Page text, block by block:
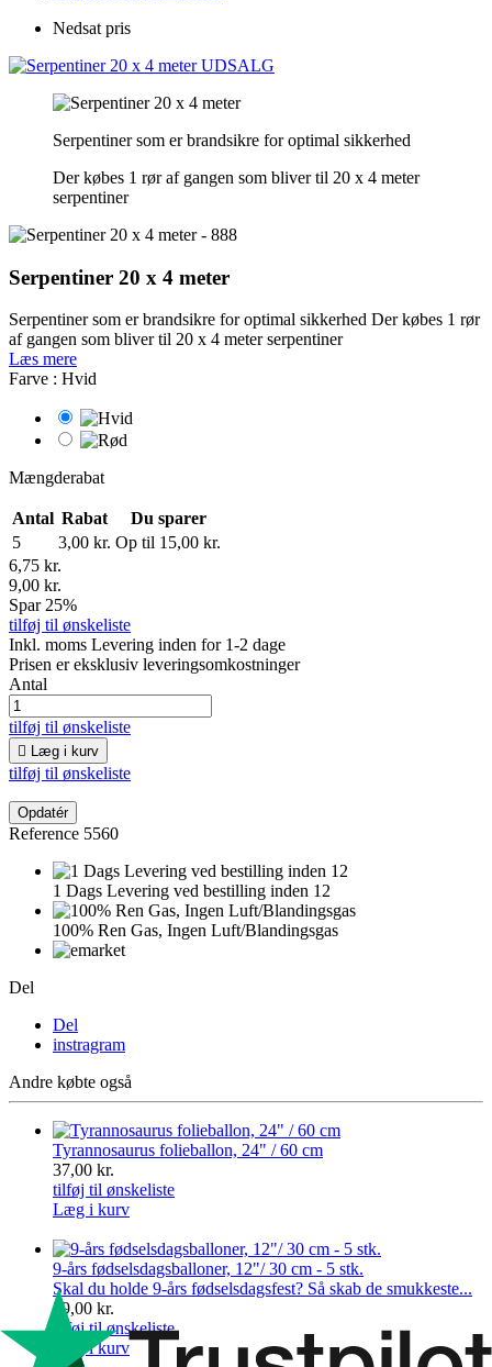
Nedsat pris
Serpentiner som er brandsikre for optimal sikkerhed
Der købes 1 rør af gangen som bliver til 20 x 4 meter
serpentiner
Serpentiner 20 x 4 meter
Serpentiner som er brandsikre for optimal sikkerhed Der købes 1 rør
af gangen som bliver til 20 x 4 meter serpentiner
Læs mere
Farve : Hvid
Mængderabat
Antal Rabat
Du sparer
5
3,00 kr. Op til 15,00 kr.
6,75 kr.
9,00 kr.
Spar 25%
tilføj til ønskeliste
Inkl. moms Levering inden for 1-2 dage
Prisen er eksklusiv leveringsomkostninger
Antal
tilføj til ønskeliste
 Læg i kurv
tilføj til ønskeliste
Reference 5560
1 Dags Levering ved bestilling inden 12
100% Ren Gas, Ingen Luft/Blandingsgas
Del
Del
instragram
Andre købte også
Tyrannosaurus folieballon, 24" / 60 cm
37,00 kr.
tilføj til ønskeliste
Læg i kurv
9-års fødselsdagsballoner, 12"/ 30 cm - 5 stk.
Skal du holde 9-års fødselsdagsfest? Så skab de smukkeste...
29,00 kr.
tilføj til ønskeliste
Læg i kurv